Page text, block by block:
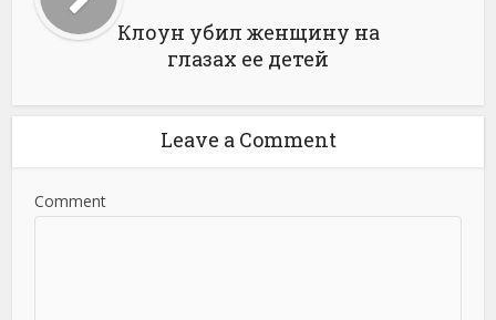
Клоун убил женщину на
глазах ее детей
Leave a Comment
Comment